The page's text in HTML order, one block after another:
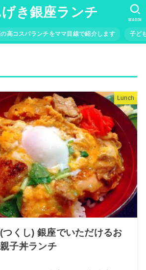
き銀座ランチ
高コスパランチをママ目線で紹介します 子ど
SEARCH
Lunch
つくし) 銀座でいただけるお
子丼ランチ